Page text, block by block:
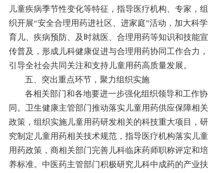
儿童疾病季节性变化等特征，指导医疗机构、专家，组
织开展“安全合理用药进社区、进家庭”活动，加大科学
育儿、疾病预防、及时就医、合理用药等知识和技能宣
传普及，形成儿科健康促进与合理用药协同工作合力，
引导全社会共同关注和支持儿童用药高质量发展。
五、突出重点环节，聚力组织实施
各相关部门和各地要进一步强化组织领导和工作协
同。卫生健康主管部门推动落实儿童用药供应保障相关
政策，组织实施儿童用药研发相关的科技重大项目，研
究制定儿童用药相关技术规范，指导医疗机构落实儿童
用药政策，商相关部门完善儿科临床药师职称评定和培
养标准。中医药主管部门积极研究儿科中成药的产业扶